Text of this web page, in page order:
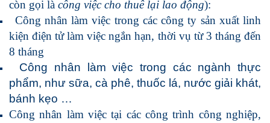
còn gọi là công việc cho thuê lại lao động):
Công nhân làm việc trong các công ty sản xuất linh
kiện điện tử làm việc ngắn hạn, thời vụ từ 3 tháng đến
8 tháng
Công nhân làm việc trong các ngành thực
phẩm, như sữa, cà phê, thuốc lá, nước giải khát,
bánh kẹo …
Công nhân làm việc tại các công trình công nghiệp,